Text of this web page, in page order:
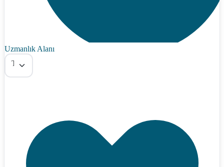
Uzmanlık Alanı
Tümü